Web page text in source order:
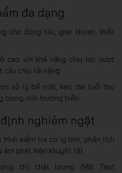
đa dạng
cho đóng tàu, giàn khoan, thiết
cao với khả năng chịu lực vượt
cấu chịu tải nặng
xử lý bề mặt, kéo dài tuổi thọ
trong môi trường biển
nghiêm ngặt
trình kiểm tra cơ lý tính, phân tích
âm phát hiện khuyết tật
chỉ chất lượng (Mill Test